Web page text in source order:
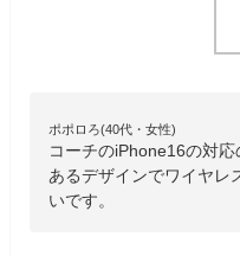
ポポロろ(40代・女性)
コーチのiPhone16の対
あるデザインでワイヤレ
いです。